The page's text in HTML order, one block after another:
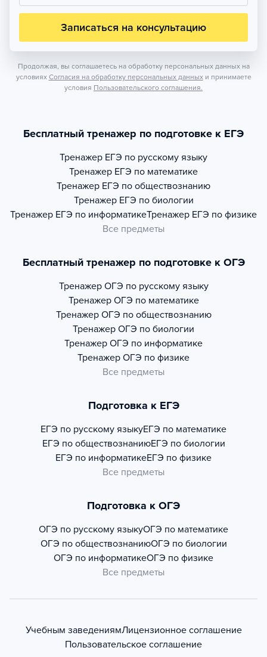
Записаться на консультацию
Продолжая, вы соглашаетесь на обработку персональных данных на
условиях Согласия на обработку персональных данных и принимаете
условия Пользовательского соглашения.
Бесплатный тренажер по подготовке к ЕГЭ
Тренажер ЕГЭ по русскому языку
Тренажер ЕГЭ по математике
Тренажер ЕГЭ по обществознанию
Тренажер ЕГЭ по биологии
Тренажер ЕГЭ по информатикеТренажер ЕГЭ по физике
Все предметы
Бесплатный тренажер по подготовке к ОГЭ
Тренажер ОГЭ по русскому языку
Тренажер ОГЭ по математике
Тренажер ОГЭ по обществознанию
Тренажер ОГЭ по биологии
Тренажер ОГЭ по информатике
Тренажер ОГЭ по физике
Все предметы
Подготовка к ЕГЭ
ЕГЭ по русскому языкуЕГЭ по математике
ЕГЭ по обществознаниюЕГЭ по биологии
ЕГЭ по информатикеЕГЭ по физике
Все предметы
Подготовка к ОГЭ
ОГЭ по русскому языкуОГЭ по математике
ОГЭ по обществознаниюОГЭ по биологии
ОГЭ по информатикеОГЭ по физике
Все предметы
Учебным заведениямЛицензионное соглашение
Пользовательское соглашение